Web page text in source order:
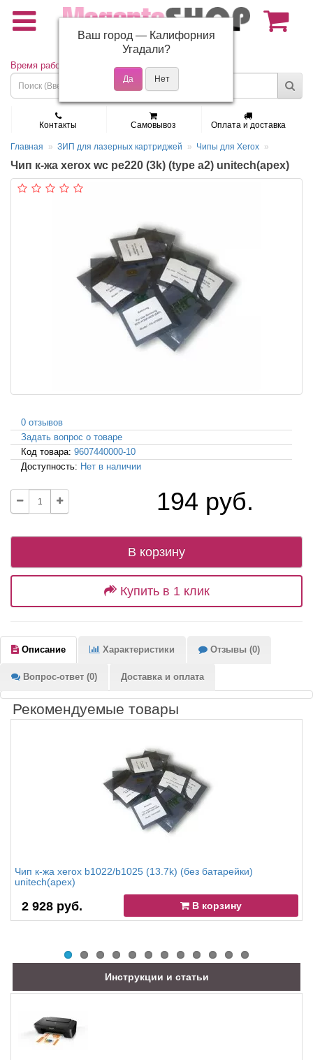
(495) 150-01-37
Время работы: Пн - Пт 9:30 - 19:00
Контакты Самовывоз Оплата и доставка
Главная ЗИП для лазерных картриджей Чипы для Xerox
Чип к-жа xerox wc pe220 (3k) (type a2) unitech(apex)
0 отзывов
Задать вопрос о товаре
Код товара: 9607440000-10
Доступность: Нет в наличии
194 руб.
В корзину
Купить в 1 клик
Описание Характеристики Отзывы (0)
Вопрос-ответ (0) Доставка и оплата
Рекомендуемые товары
Чип к-жа xerox b1022/b1025 (13.7k) (без батарейки)
unitech(apex)
2 928 руб. В корзину
Инструкции и статьи
Ваш город — Калифорния
Угадали?